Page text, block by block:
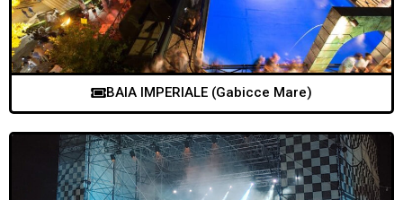
BAIA IMPERIALE (Gabicce Mare)